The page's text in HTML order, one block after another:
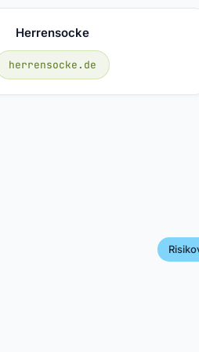
Herrensocke
herrensocke.de